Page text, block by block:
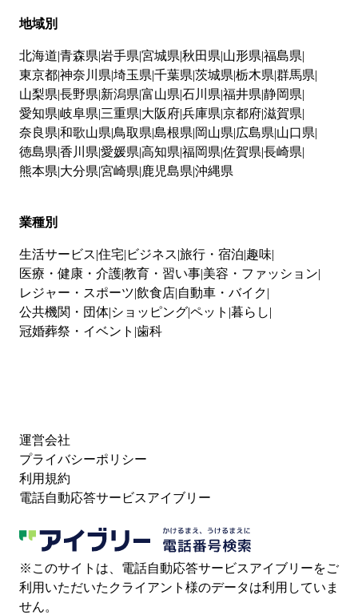
地域別
北海道 青森県 岩手県 宮城県 秋田県 山形県 福島県
東京都神奈川県 埼玉県 千葉県 茨城県 栃木県 群馬県
山梨県 長野県 新潟県 富山県 石川県 福井県 静岡県
愛知県 岐阜県 三重県 大阪府兵庫県 京都府滋賀県
奈良県 和歌山県 鳥取県 島根県 岡山県 広島県 山口県
徳島県 香川県 愛媛県 高知県 福岡県 佐賀県 長崎県
熊本県 大分県 宮崎県 鹿児島県 沖縄県
業種別
生活サービス 住宅 ビジネス 旅行・宿泊 趣味
医療・健康・介護教育・習い事 美容・ファッション
レジャー・スポーツ 飲食店 自動車・バイク
公共機関・団体 ショッピングペット 暮らし
冠婚葬祭・イベント 歯科
運営会社
プライバシーポリシー
利用規約
電話自動応答サービスアイブリー
※このサイトは、電話自動応答サービスアイブリーをご
利用いただいたクライアント様のデータは利用していま
せん。